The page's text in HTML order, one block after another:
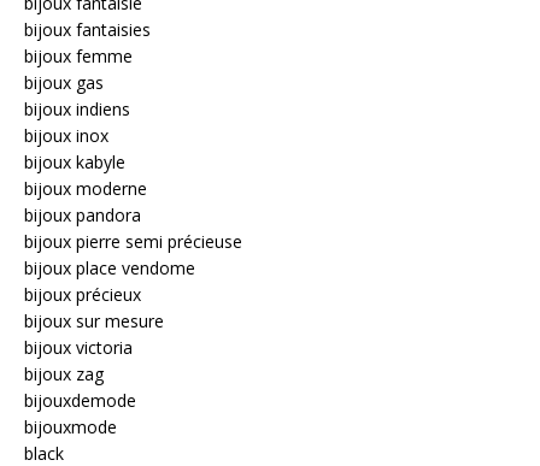
bijoux fantaisies
bijoux femme
bijoux gas
bijoux indiens
bijoux inox
bijoux kabyle
bijoux moderne
bijoux pandora
bijoux pierre semi précieuse
bijoux place vendome
bijoux précieux
bijoux sur mesure
bijoux victoria
bijoux zag
bijouxdemode
bijouxmode
black